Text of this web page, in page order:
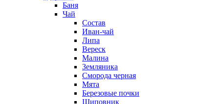
Баня
Чай
Состав
Иван-чай
Липа
Вереск
Малина
Земляника
Сморода черная
Мята
Березовые почки
Шиповник